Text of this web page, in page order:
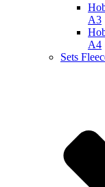
A3
A4
Sets